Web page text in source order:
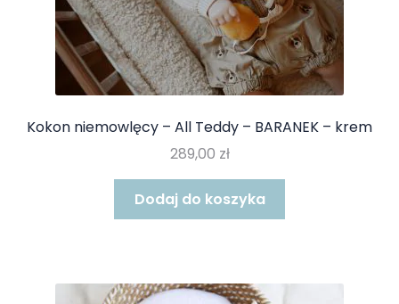
Kokon niemowlęcy – All Teddy – BARANEK – krem
289,00 zł
Dodaj do koszyka